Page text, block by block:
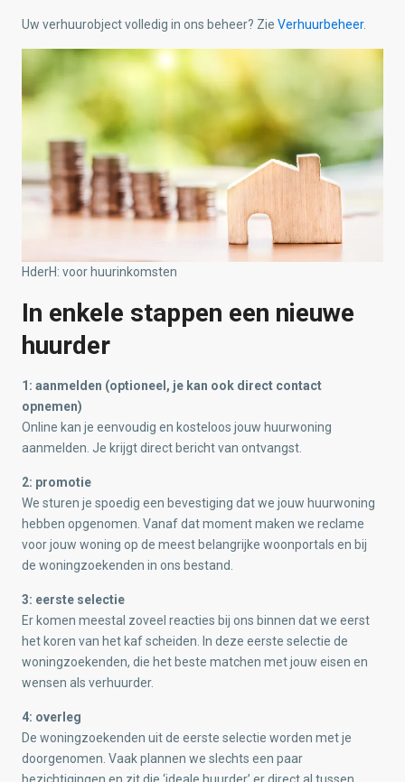
Uw verhuurobject volledig in ons beheer? Zie Verhuurbeheer.
HderH: voor huurinkomsten
In enkele stappen een nieuwe
huurder
1: aanmelden (optioneel, je kan ook direct contact
opnemen)
Online kan je eenvoudig en kosteloos jouw huurwoning
aanmelden. Je krijgt direct bericht van ontvangst.
2: promotie
We sturen je spoedig een bevestiging dat we jouw huurwoning
hebben opgenomen. Vanaf dat moment maken we reclame
voor jouw woning op de meest belangrijke woonportals en bij
de woningzoekenden in ons bestand.
3: eerste selectie
Er komen meestal zoveel reacties bij ons binnen dat we eerst
het koren van het kaf scheiden. In deze eerste selectie de
woningzoekenden, die het beste matchen met jouw eisen en
wensen als verhuurder.
4: overleg
De woningzoekenden uit de eerste selectie worden met je
doorgenomen. Vaak plannen we slechts een paar